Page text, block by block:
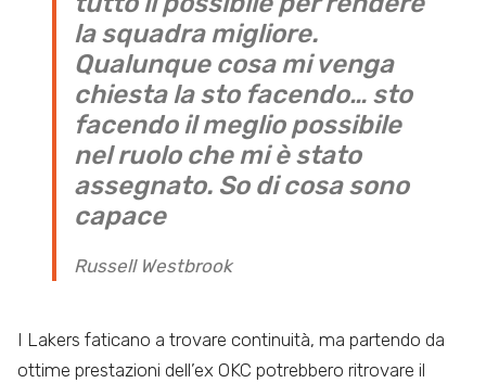
la squadra migliore.
Qualunque cosa mi venga
chiesta la sto facendo… sto
facendo il meglio possibile
nel ruolo che mi è stato
assegnato. So di cosa sono
capace
Russell Westbrook
I Lakers faticano a trovare continuità, ma partendo da
ottime prestazioni dell’ex OKC potrebbero ritrovare il